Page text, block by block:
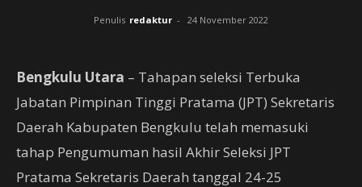
Penulis redaktur - 24 November 2022
Bengkulu Utara – Tahapan seleksi Terbuka
Jabatan Pimpinan Tinggi Pratama (JPT) Sekretaris
Daerah Kabupaten Bengkulu telah memasuki
tahap Pengumuman hasil Akhir Seleksi JPT
Pratama Sekretaris Daerah tanggal 24-25